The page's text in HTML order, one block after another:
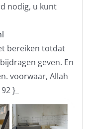
nodig, u kunt
bereiken totdat
geven. En
voorwaar, Allah
}_